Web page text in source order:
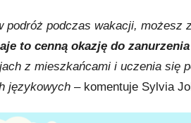
podróż podczas wakacji,
to cenną okazję do
z mieszkańcami i uczenia się
językowych – komentuje Sylvia